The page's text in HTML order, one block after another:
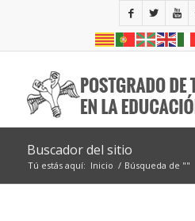
Buscador del sitio
Tú estás aquí: Inicio / Búsqueda de ""